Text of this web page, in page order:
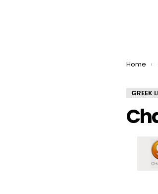
You are
Home
GREEK